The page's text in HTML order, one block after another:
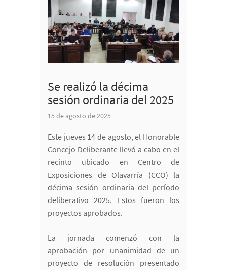
Se realizó la décima
sesión ordinaria del 2025
15 de agosto de 2025
Este jueves 14 de agosto, el Honorable
Concejo Deliberante llevó a cabo en el
recinto ubicado en Centro de
Exposiciones de Olavarría (CCO) la
décima sesión ordinaria del período
deliberativo 2025. Estos fueron los
proyectos aprobados.
La jornada comenzó con la
aprobación por unanimidad de un
proyecto de resolución presentado